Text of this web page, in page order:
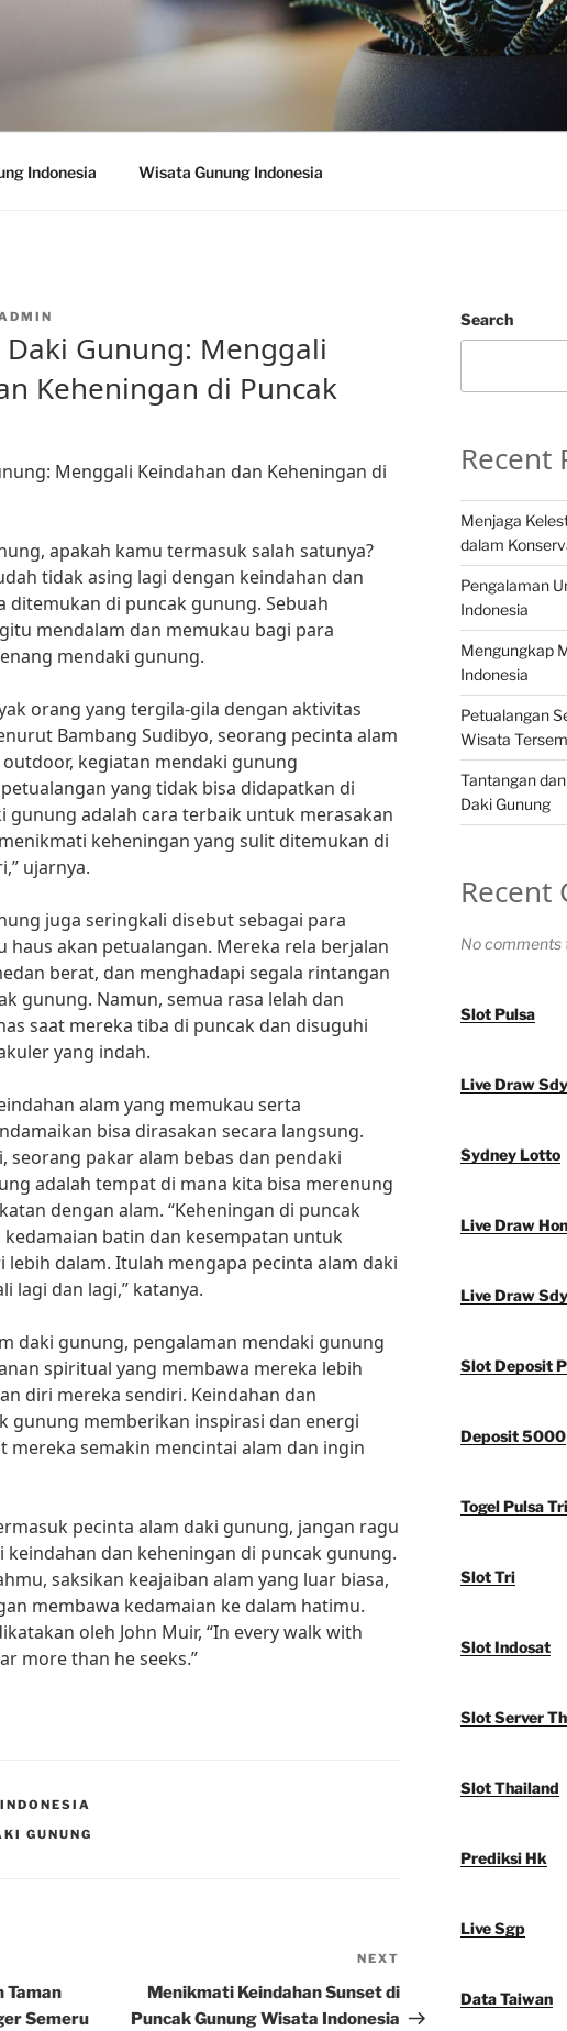
Indonesia Wisata Gunung Indonesia
Daki Gunung: Menggali
Keheningan di Puncak
Menggali Keindahan dan Keheningan di
apakah kamu termasuk salah satunya?
tidak asing lagi dengan keindahan dan
ditemukan di puncak gunung. Sebuah
mendalam dan memukau bagi para
mendaki gunung.
orang yang tergila-gila dengan aktivitas
Bambang Sudibyo, seorang pecinta alam
kegiatan mendaki gunung
yang tidak bisa didapatkan di
gunung adalah cara terbaik untuk merasakan
keheningan yang sulit ditemukan di
ujarnya.
juga seringkali disebut sebagai para
haus akan petualangan. Mereka rela berjalan
berat, dan menghadapi segala rintangan
gunung. Namun, semua rasa lelah dan
saat mereka tiba di puncak dan disuguhi
yang indah.
alam yang memukau serta
bisa dirasakan secara langsung.
seorang pakar alam bebas dan pendaki
adalah tempat di mana kita bisa merenung
dengan alam. “Keheningan di puncak
batin dan kesempatan untuk
lebih dalam. Itulah mengapa pecinta alam daki
lagi dan lagi,” katanya.
daki gunung, pengalaman mendaki gunung
spiritual yang membawa mereka lebih
diri mereka sendiri. Keindahan dan
gunung memberikan inspirasi dan energi
mereka semakin mencintai alam dan ingin
pecinta alam daki gunung, jangan ragu
dan keheningan di puncak gunung.
saksikan keajaiban alam yang luar biasa,
membawa kedamaian ke dalam hatimu.
oleh John Muir, “In every walk with
more than he seeks.”
GUNUNG
Taman
Semeru
Post
NEXT
Menikmati Keindahan Sunset di
Puncak Gunung Wisata Indonesia
Search
Recent
Menjaga
dalam
Pengalaman
Indonesia
Mengungkap
Indonesia
Petualangan
Wisata
Tantangan
Daki Gunung
Recent
No comments
Slot Pulsa
Live Draw Sdy
Sydney Lotto
Live Draw
Live Draw Sdy
Slot Deposit
Deposit 5000
Togel Pulsa Tri
Slot Tri
Slot Indosat
Slot Server
Slot Thailand
Prediksi Hk
Live Sgp
Data Taiwan